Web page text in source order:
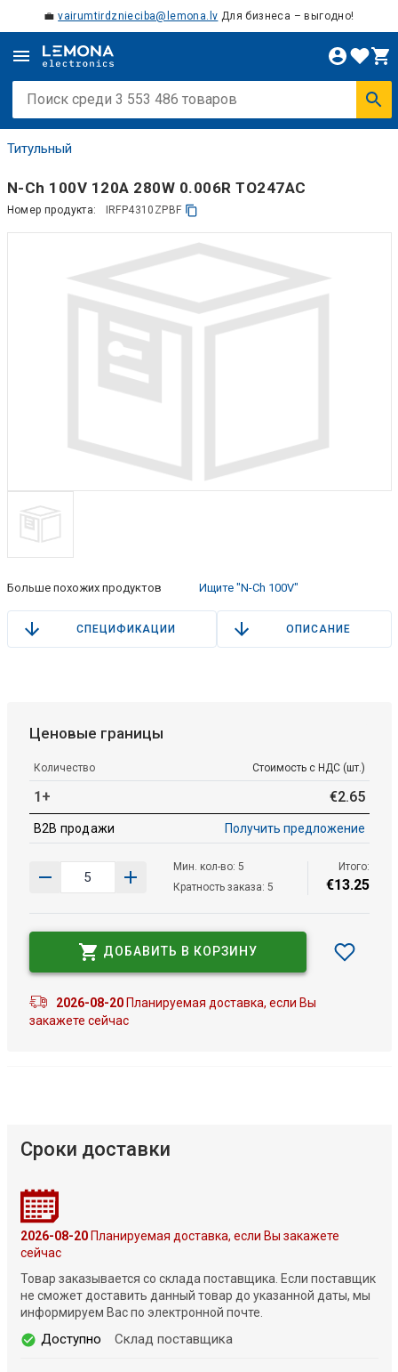
💼vairumtirdznieciba@lemona.lv Для бизнеса – выгодно!
Титульный
N-Ch 100V 120A 280W 0.006R TO247AC
Номер продукта: IRFP4310ZPBF
Больше похожих продуктов Ищите "N-Ch 100V"
СПЕЦИФИКАЦИИ ОПИСАНИЕ
Ценовые границы
Количество Стоимость с НДС (шт.)
1+ €2.65
B2B продажи Получить предложение
Мин. кол-во: 5
Кратность заказа: 5
Итого:
€13.25
ДОБАВИТЬ В КОРЗИНУ
2026-08-20Планируемая доставка, если Вы
закажете сейчас
Сроки доставки
2026-08-20Планируемая доставка, если Вы закажете
сейчас
Товар заказывается со склада поставщика. Если поставщик
не сможет доставить данный товар до указанной даты, мы
информируем Вас по электронной почте.
Доступно Склад поставщика